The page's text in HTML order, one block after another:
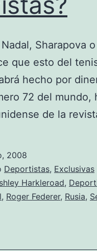
Sharapova
que esto del
hecho por
72 del mundo,
de la revista
2008
Deportistas, Exclusivas
Harkleroad,
, Roger Federer, Rusia,